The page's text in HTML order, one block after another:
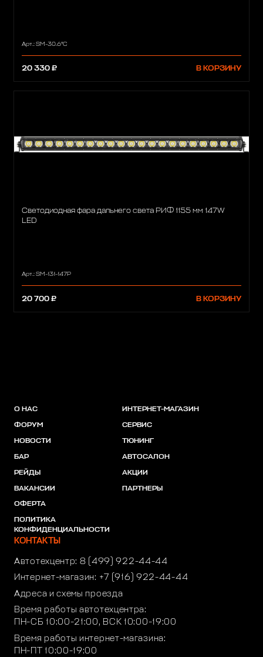
Арт.: SM-30.6"C
20 330 ₽ В КОРЗИНУ
Светодиодная фара дальнего света РИФ 1155 мм 147W
LED
Арт.: SM-131-147P
20 700 ₽ В КОРЗИНУ
О НАС
ФОРУМ
НОВОСТИ
БАР
РЕЙДЫ
ВАКАНСИИ
ОФЕРТА
ПОЛИТИКА
КОНФИДЕНЦИАЛЬНОСТИ
ИНТЕРНЕТ-МАГАЗИН
СЕРВИС
ТЮНИНГ
АВТОСАЛОН
АКЦИИ
ПАРТНЕРЫ
КОНТАКТЫ
Автотехцентр: 8 (499) 922-44-44
Интернет-магазин: +7 (916) 922-44-44
Адреса и схемы проезда
Время работы автотехцентра:
ПН-СБ 10:00-21:00, ВСК 10:00-19:00
Время работы интернет-магазина:
ПН-ПТ 10:00-19:00